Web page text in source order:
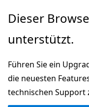
Zu
wechseln
Dieser
unterstützt.
Führen Sie ein
die neuesten
technischen Support